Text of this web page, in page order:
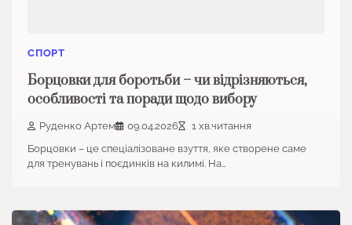
СПОРТ
Борцовки для боротьби – чи відрізняються,
особливості та поради щодо вибору
Руденко Артем 09.04.2026
1 хв.читання
Борцовки – це спеціалізоване взуття, яке створене саме
для тренувань і поєдинків на килимі. На…